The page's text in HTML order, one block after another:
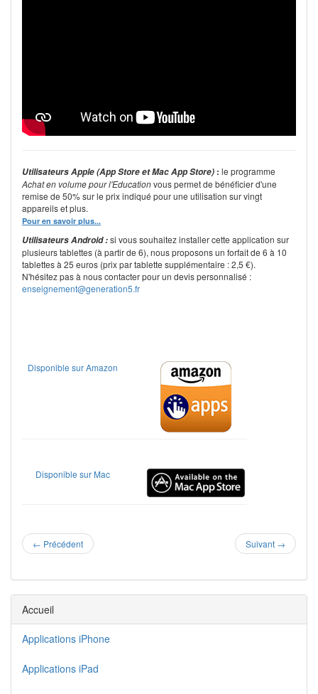
Utilisateurs Apple (App Store et Mac App Store) : le programme
Achat en volume pour l'Educationvous permet de bénéficier d'une
remise de 50% sur le prix indiqué pour une utilisation sur vingt
appareils et plus.
Pour en savoir plus...
Utilisateurs Android :si vous souhaitez installer cette application sur
plusieurs tablettes (à partir de 6), nous proposons un forfait de 6 à 10
tablettes à 25 euros (prix par tablette supplémentaire : 2,5 €).
N'hésitez pas à nous contacter pour un devis personnalisé :
enseignement@generation5.fr
Disponible sur Amazon
Disponible sur Mac
← Précédent Suivant →
Accueil
Applications iPhone
Applications iPad